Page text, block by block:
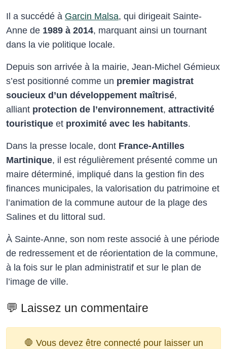
Il a succédé à Garcin Malsa, qui dirigeait Sainte-
Anne de 1989 à 2014, marquant ainsi un tournant
dans la vie politique locale.
Depuis son arrivée à la mairie, Jean-Michel Gémieux
s’est positionné comme un premier magistrat
soucieux d’un développement maîtrisé,
alliant protection de l’environnement, attractivité
touristique et proximité avec les habitants.
Dans la presse locale, dont France-Antilles
Martinique, il est régulièrement présenté comme un
maire déterminé, impliqué dans la gestion fin des
finances municipales, la valorisation du patrimoine et
l’animation de la commune autour de la plage des
Salines et du littoral sud.
À Sainte-Anne, son nom reste associé à une période
de redressement et de réorientation de la commune,
à la fois sur le plan administratif et sur le plan de
l’image de ville.
💬 Laissez un commentaire
🛑 Vous devez être connecté pour laisser un